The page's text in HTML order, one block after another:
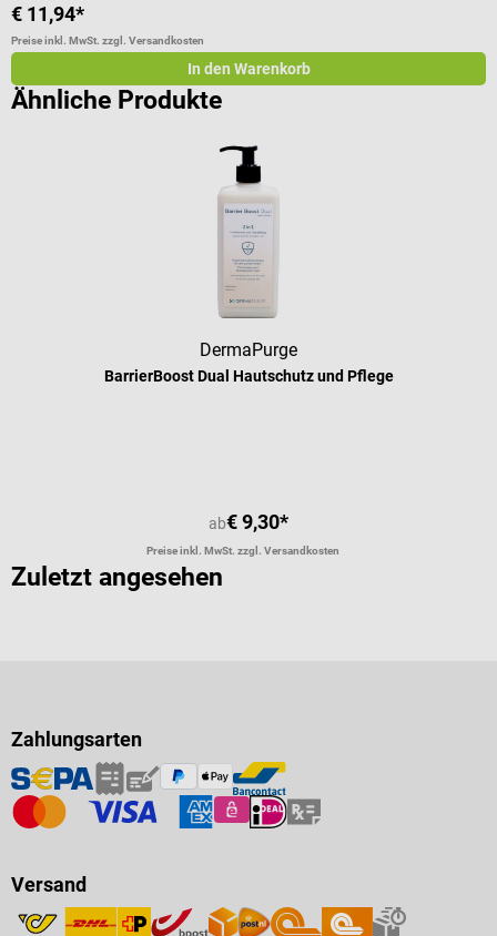
€ 11,94*
Preise inkl. MwSt. zzgl. Versandkosten
In den Warenkorb
Ähnliche Produkte
DermaPurge
BarrierBoost Dual Hautschutz und Pflege
ab€ 9,30*
Preise inkl. MwSt. zzgl. Versandkosten
Zuletzt angesehen
Zahlungsarten
Versand